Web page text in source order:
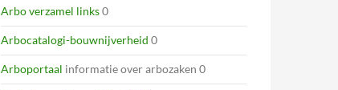
Arbo verzamel links0
Arbocatalogi-bouwnijverheid 0
Arboportaal informatie over arbozaken 0